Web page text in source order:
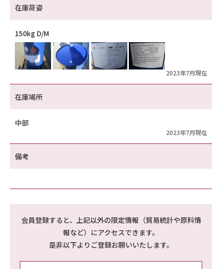
在庫荷姿
150kg D/M
2023年7月現在
在庫場所
中部
2023年7月現在
備考
会員登録すると、上記以外の限定情報（貿易統計や原料情
報など）にアクセスできます。
是非以下よりご登録お願いいたします。